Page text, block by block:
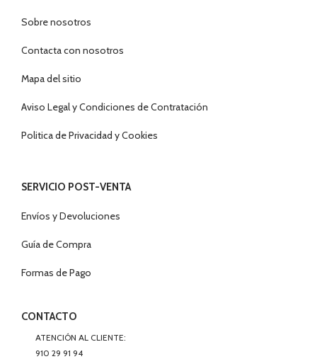
Sobre nosotros
Contacta con nosotros
Mapa del sitio
Aviso Legal y Condiciones de Contratación
Politica de Privacidad y Cookies
SERVICIO POST-VENTA
Envíos y Devoluciones
Guía de Compra
Formas de Pago
CONTACTO
ATENCIÓN AL CLIENTE:
910 29 91 94